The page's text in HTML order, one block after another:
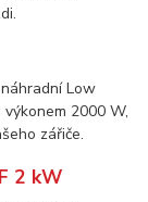
Low
2000 W,
zářiče.
2 kW